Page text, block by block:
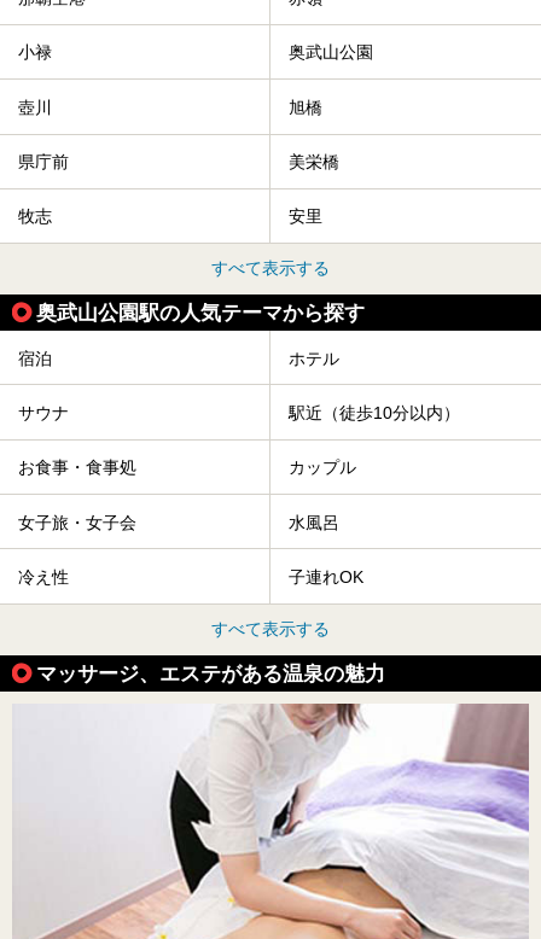
小禄 奥武山公園
壺川 旭橋
県庁前 美栄橋
牧志 安里
すべて表示する
奥武山公園駅の人気テーマから探す
宿泊 ホテル
サウナ 駅近（徒歩10分以内）
お食事・食事処 カップル
女子旅・女子会 水風呂
冷え性 子連れOK
すべて表示する
マッサージ、エステがある温泉の魅力